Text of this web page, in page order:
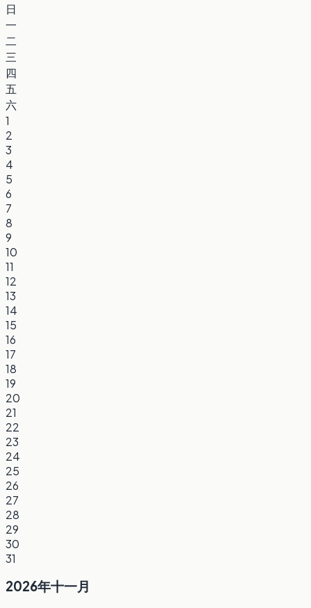
日
一
二
三
四
五
六
1
2
3
4
5
6
7
8
9
10
11
12
13
14
15
16
17
18
19
20
21
22
23
24
25
26
27
28
29
30
31
2026年十一月